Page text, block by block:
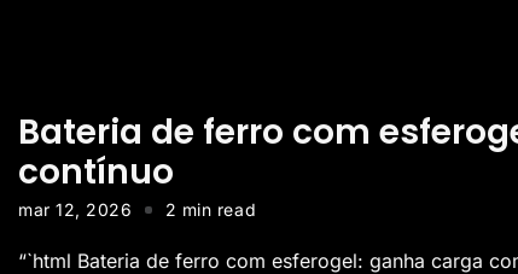
Bateria de ferro com
contínuo
mar 12, 2026 2 min read
“`html Bateria de ferro com esferogel: ganha carga